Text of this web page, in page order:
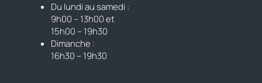
Du lundi au samedi :
9h00 – 13h00 et
15h00 – 19h30
Dimanche :
16h30 – 19h30